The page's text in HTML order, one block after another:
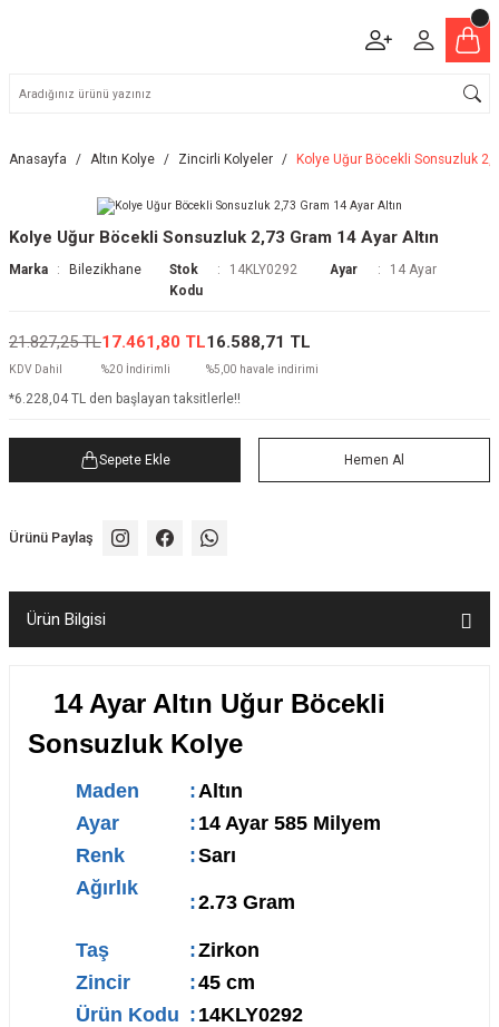
Anasayfa Altın Kolye Zincirli Kolyeler Kolye Uğur Böcekli Sonsuzluk
Kolye Uğur Böcekli Sonsuzluk 2,73 Gram 14 Ayar Altın
Marka Bilezikhane
Stok
Kodu
14KLY0292 Ayar 14 Ayar
21.827,25 TL
KDV Dahil
17.461,80 TL
%20 İndirimli
16.588,71 TL
%5,00 havale indirimi
*6.228,04 TL den başlayan taksitlerle!!
Sepete Ekle Hemen Al
Ürünü Paylaş
Ürün Bilgisi
14 Ayar Altın Uğur Böcekli
Sonsuzluk Kolye
Maden :Altın
Ayar
: 14 Ayar 585 Milyem
Renk
:Sarı
Ağırlık
:2.73 Gram
Taş :Zirkon
Zincir
:45 cm
Ürün Kodu : 14KLY0292